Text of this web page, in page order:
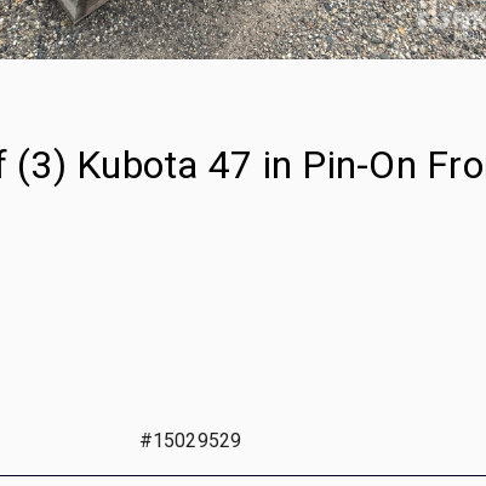
(3) Kubota 47 in Pin-On
#15029529